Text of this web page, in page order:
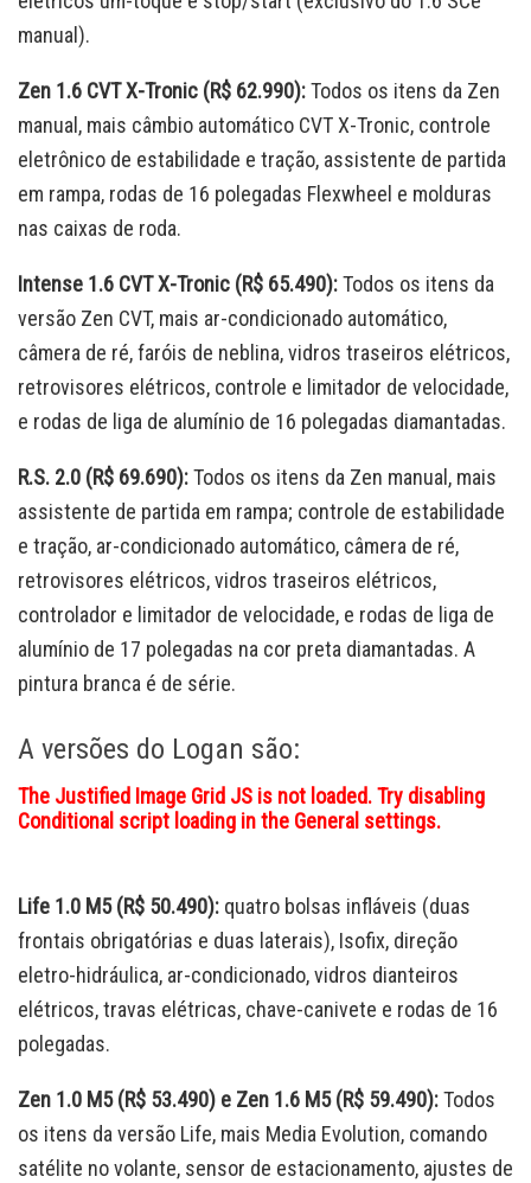
manual).
Zen 1.6 CVT X-Tronic (R$ 62.990):Todos os itens da Zen
manual, mais câmbio automático CVT X-Tronic, controle
eletrônico de estabilidade e tração, assistente de partida
em rampa, rodas de 16 polegadas Flexwheel e molduras
nas caixas de roda.
Intense 1.6 CVT X-Tronic (R$ 65.490):Todos os itens da
versão Zen CVT, mais ar-condicionado automático,
câmera de ré, faróis de neblina, vidros traseiros elétricos,
retrovisores elétricos, controle e limitador de velocidade,
e rodas de liga de alumínio de 16 polegadas diamantadas.
R.S. 2.0 (R$ 69.690):Todos os itens da Zen manual, mais
assistente de partida em rampa; controle de estabilidade
e tração, ar-condicionado automático, câmera de ré,
retrovisores elétricos, vidros traseiros elétricos,
controlador e limitador de velocidade, e rodas de liga de
alumínio de 17 polegadas na cor preta diamantadas. A
pintura branca é de série.
A versões do Logan são:
The Justified Image Grid JS is not loaded. Try disabling
Conditional script loading in the General settings.
Life 1.0 M5 (R$ 50.490): quatro bolsas infláveis (duas
frontais obrigatórias e duas laterais), Isofix, direção
eletro-hidráulica, ar-condicionado, vidros dianteiros
elétricos, travas elétricas, chave-canivete e rodas de 16
polegadas.
Zen 1.0 M5 (R$ 53.490) e Zen 1.6 M5 (R$ 59.490):Todos
os itens da versão Life, mais Media Evolution, comando
satélite no volante, sensor de estacionamento, ajustes de